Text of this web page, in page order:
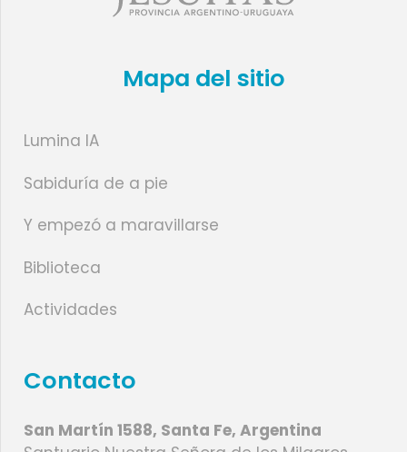
Mapa del sitio
Lumina IA
Sabiduría de a pie
Y empezó a maravillarse
Biblioteca
Actividades
Contacto
San Martín 1588, Santa Fe, Argentina